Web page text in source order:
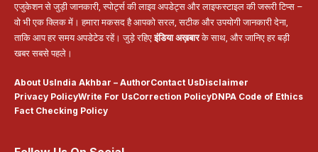
एजुकेशन से जुड़ी जानकारी, स्पोर्ट्स की लाइव अपडेट्स और लाइफस्टाइल की जरूरी टिप्स –
वो भी एक क्लिक में। हमारा मकसद है आपको सरल, सटीक और उपयोगी जानकारी देना,
ताकि आप हर समय अपडेटेड रहें। जुड़े रहिएइंडिया अख़बारके साथ, और जानिए हर बड़ी
खबर सबसे पहले।
About UsIndia Akhbar – AuthorContact UsDisclaimer
Privacy PolicyWrite For UsCorrection PolicyDNPA Code of Ethics
Fact Checking Policy